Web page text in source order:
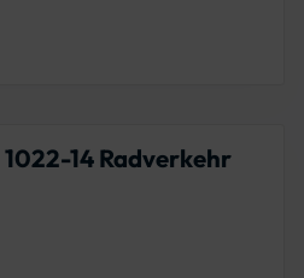
14 Radverkehr